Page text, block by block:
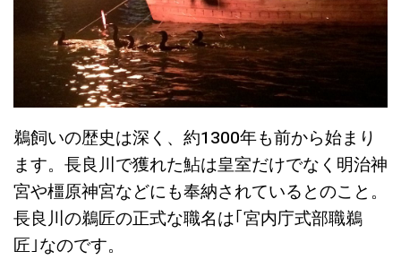
鵜飼いの歴史は深く、約1300年も前から始まり
ます。長良川で獲れた鮎は皇室だけでなく明治神
宮や橿原神宮などにも奉納されているとのこと。
長良川の鵜匠の正式な職名は｢宮内庁式部職鵜
匠｣なのです。